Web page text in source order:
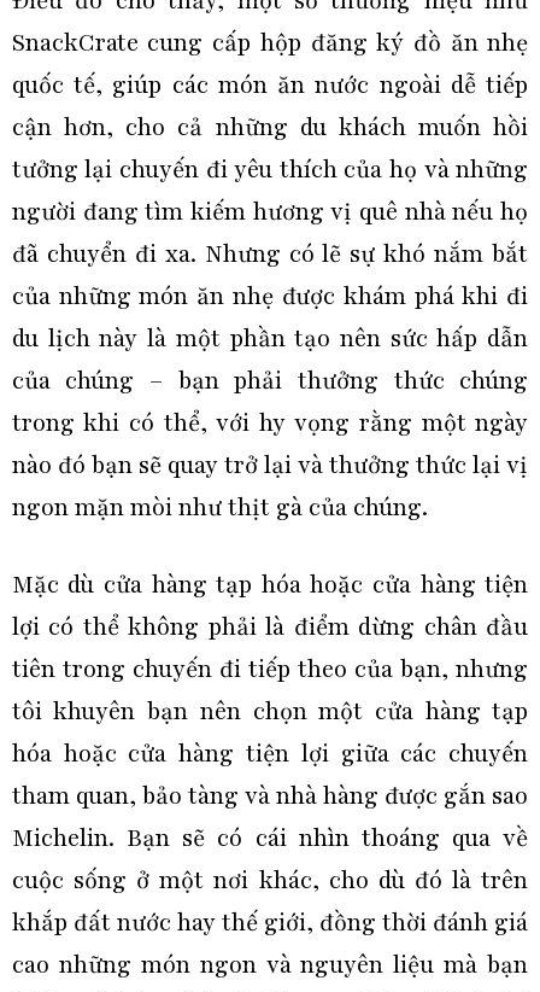
SnackCrate cung cấp hộp đăng ký đồ ăn nhẹ
quốc tế, giúp các món ăn nước ngoài dễ tiếp
cận hơn, cho cả những du khách muốn hồi
tưởng lại chuyến đi yêu thích của họ và những
người đang tìm kiếm hương vị quê nhà nếu họ
đã chuyển đi xa. Nhưng có lẽ sự khó nắm bắt
của những món ăn nhẹ được khám phá khi đi
du lịch này là một phần tạo nên sức hấp dẫn
của chúng – bạn phải thưởng thức chúng
trong khi có thể, với hy vọng rằng một ngày
nào đó bạn sẽ quay trở lại và thưởng thức lại vị
ngon mặn mòi như thịt gà của chúng.
Mặc dù cửa hàng tạp hóa hoặc cửa hàng tiện
lợi có thể không phải là điểm dừng chân đầu
tiên trong chuyến đi tiếp theo của bạn, nhưng
tôi khuyên bạn nên chọn một cửa hàng tạp
hóa hoặc cửa hàng tiện lợi giữa các chuyến
tham quan, bảo tàng và nhà hàng được gắn sao
Michelin. Bạn sẽ có cái nhìn thoáng qua về
cuộc sống ở một nơi khác, cho dù đó là trên
khắp đất nước hay thế giới, đồng thời đánh giá
cao những món ngon và nguyên liệu mà bạn